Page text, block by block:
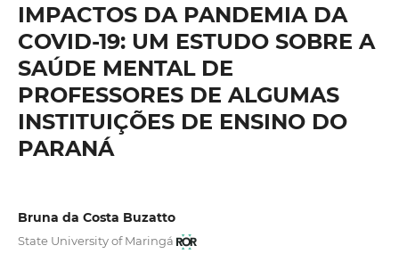
IMPACTOS DA PANDEMIA DA
COVID-19: UM ESTUDO SOBRE A
SAÚDE MENTAL DE
PROFESSORES DE ALGUMAS
INSTITUIÇÕES DE ENSINO DO
PARANÁ
Bruna da Costa Buzatto
State University of Maringá